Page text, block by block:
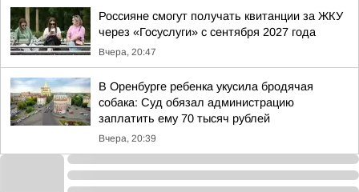
Россияне смогут получать квитанции за ЖКУ
через «Госуслуги» с сентября 2027 года
Вчера, 20:47
В Оренбурге ребенка укусила бродячая
собака: Суд обязал администрацию
заплатить ему 70 тысяч рублей
Вчера, 20:39